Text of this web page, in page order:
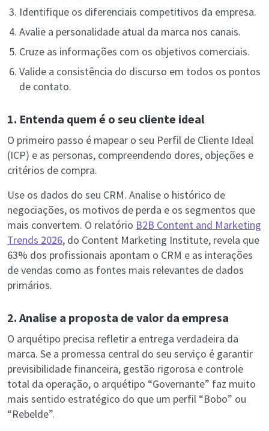
Identifique os diferenciais competitivos da empresa.
Avalie a personalidade atual da marca nos canais.
Cruze as informações com os objetivos comerciais.
Valide a consistência do discurso em todos os pontos
de contato.
1. Entenda quem é o seu cliente ideal
O primeiro passo é mapear o seu Perfil de Cliente Ideal
(ICP) e as personas, compreendendo dores, objeções e
critérios de compra.
Use os dados do seu CRM. Analise o histórico de
negociações, os motivos de perda e os segmentos que
mais convertem. O relatório B2B Content and Marketing
Trends 2026, do Content Marketing Institute, revela que
63% dos profissionais apontam o CRM e as interações
de vendas como as fontes mais relevantes de dados
primários.
2. Analise a proposta de valor da empresa
O arquétipo precisa refletir a entrega verdadeira da
marca. Se a promessa central do seu serviço é garantir
previsibilidade financeira, gestão rigorosa e controle
total da operação, o arquétipo “Governante” faz muito
mais sentido estratégico do que um perfil “Bobo” ou
“Rebelde”.